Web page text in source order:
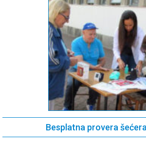
Besplatna provera